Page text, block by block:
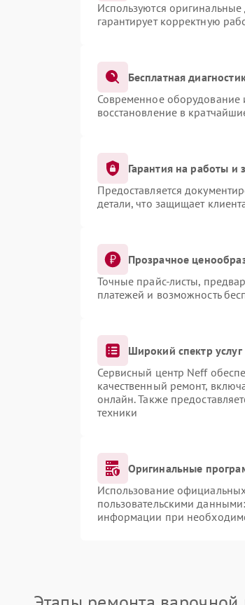
Используются
гарантирует корректную
Бесплатная
Современное оборудование
восстановление в
Гарантия на работы и
Предоставляется
детали, что защищает
Прозрачное
Точные прайс-листы,
платежей и возможность
Широкий спектр услуг
Сервисный центр Neff
качественный ремонт,
онлайн. Также
техники
Оригинальные
Использование
пользовательскими
информации при